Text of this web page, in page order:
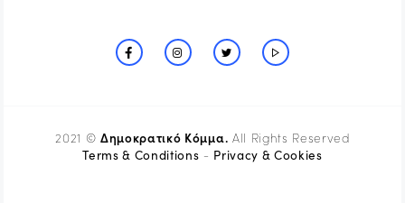
2021 ©Δημοκρατικό Κόμμα. All Rights Reserved
Terms & Conditions - Privacy & Cookies